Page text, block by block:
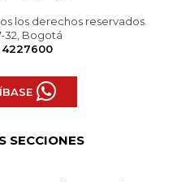
los derechos reservados.
32, Bogotá
4227600
SECCIONES